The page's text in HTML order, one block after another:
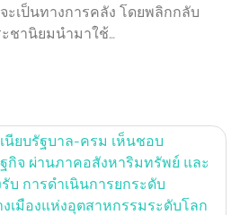
เป็นทางการคลัง โดยพลิกกลับ
ะชานิยมนำมาใช้…
นียบรัฐบาล-ครม เห็นชอบ
กิจ ผ่านภาคอสังหาริมทรัพย์ และ
บ การดำเนินการยกระดับ
เมืองแห่งอุตสาหกรรมระดับโลก